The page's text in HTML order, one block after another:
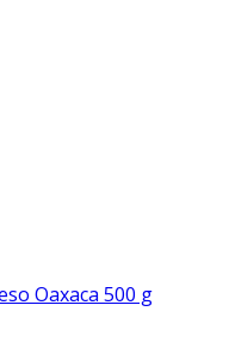
Oaxaca 500 g